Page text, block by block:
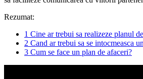
Rezumat:
1 Cine ar trebui sa realizeze planul
2 Cand ar trebui sa se intocmeasca
3 Cum se face un plan de afaceri?